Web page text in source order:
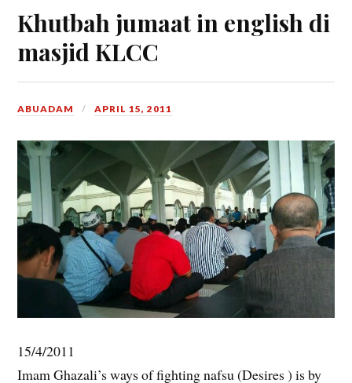
Khutbah jumaat in english di
masjid KLCC
ABUADAM APRIL 15, 2011
15/4/2011
Imam Ghazali’s ways of fighting nafsu (Desires ) is by